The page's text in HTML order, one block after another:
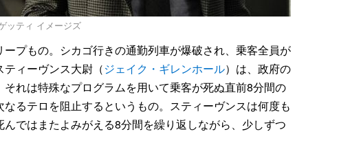
ッティ イメージズ
プもの。シカゴ行きの通勤列車が爆破され、乗客全員が
ィーヴンス大尉（ジェイク・ギレンホール）は、政府の
れは特殊なプログラムを用いて乗客が死ぬ直前8分間の
るテロを阻止するというもの。スティーヴンスは何度も
ではまたよみがえる8分間を繰り返しながら、少しずつ